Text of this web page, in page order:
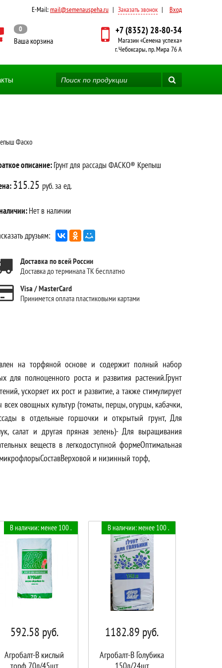
E-Mail:mail@semenauspeha.ru | Заказать звонок | Вход
0
Ваша корзина
+7 (8352) 28-80-34
Магазин «Семена успеха»
г. Чебоксары, пр. Мира 76 А
Фаско
описание:Грунт для рассады ФАСКО® Крепыш
315.25 руб. за ед.
Нет в наличии
друзьям:
Доставка по всей России
Доставка до терминала ТК бесплатно
Visa / MasterCard
Принимется оплата пластиковыми картами
на торфяной основе и содержит полный набор
для полноценного роста и развития растений.Грунт
ускоряет их рост и развитие, а также стимулирует
овощных культур (томаты, перцы, огурцы, кабачки,
в отдельные горшочки и открытый грунт, Для
салат и другая пряная зелень)- Для выращивания
веществ в легкодоступной формеОптимальная
и низинный торф,
В наличии: менее 100 .
592.58 руб.
Агробалт-B кислый
торф 70л/45шт
В наличии: менее 100 .
1182.89 руб.
Агробалт-В Голубика
150л/24шт